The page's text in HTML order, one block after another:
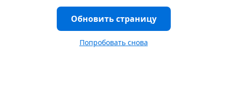
Обновить страницу
Попробовать снова